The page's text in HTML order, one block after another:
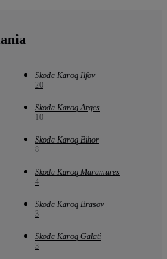
Skoda Karoq Ilfov
20
Skoda Karoq Arges
10
Skoda Karoq Bihor
8
Skoda Karoq Maramures
4
Skoda Karoq Brasov
3
Skoda Karoq Galati
3